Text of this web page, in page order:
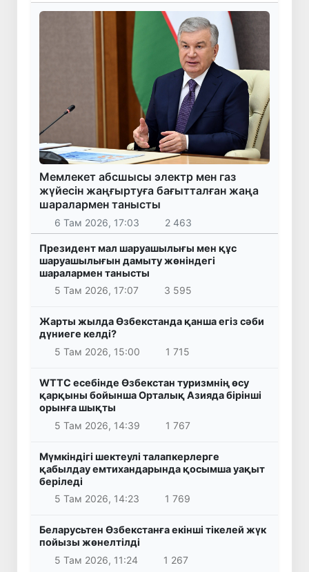
Мемлекет абсшысы электр мен газ
жүйесін жаңғыртуға бағытталған жаңа
шаралармен танысты
6 Там 2026, 17:03 2 463
Президент мал шаруашылығы мен құс
шаруашылығын дамыту жөніндегі
шаралармен танысты
5 Там 2026, 17:07
3 595
Жарты жылда Өзбекстанда қанша егіз сәби
дүниеге келді?
5 Там 2026, 15:00
1 715
WTTC есебінде Өзбекстан туризмнің өсу
қарқыны бойынша Орталық Азияда бірінші
орынға шықты
5 Там 2026, 14:39
1 767
Мүмкіндігі шектеулі талапкерлерге
қабылдау емтихандарында қосымша уақыт
беріледі
5 Там 2026, 14:23
1 769
Беларусьтен Өзбекстанға екінші тікелей жүк
пойызы жөнелтілді
5 Там 2026, 11:24
1 267